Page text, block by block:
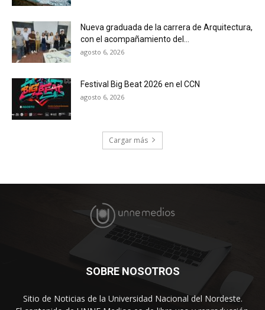
Nueva graduada de la carrera de Arquitectura,
con el acompañamiento del...
agosto 6, 2026
Festival Big Beat 2026 en el CCN
agosto 6, 2026
Cargar más
SOBRE NOSOTROS
Sitio de Noticias de la Universidad Nacional del Nordeste.